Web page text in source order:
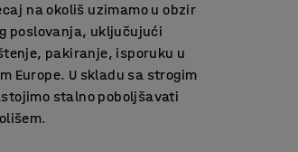
na okoliš uzimamo u obzir
poslovanja, uključujući
pakiranje, isporuku u
Europe. U skladu sa strogim
stalno poboljšavati